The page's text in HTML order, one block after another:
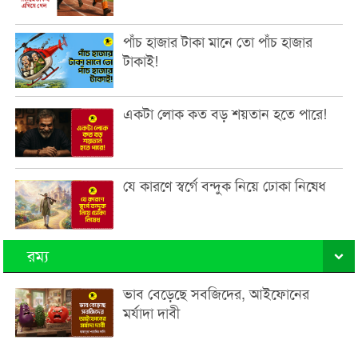
পাঁচ হাজার টাকা মানে তো পাঁচ হাজার
টাকাই!
একটা লোক কত বড় শয়তান হতে পারে!
যে কারণে স্বর্গে বন্দুক নিয়ে ঢোকা নিষেধ
রম্য
ভাব বেড়েছে সবজিদের, আইফোনের
মর্যাদা দাবী